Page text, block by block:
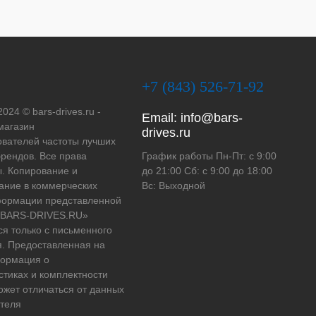
© bars-drives.ru -
частоты лучших
Все права
Копирование и
в коммерческих
представленной
DRIVES.RU»
только с письменного
Предоставленная на
о
и комплектности
отличаться от данных
+7 (843) 526-71-92
Email: info@bars-
drives.ru
График работы Пн-Пт: с 9:00
до 21:00 Сб: с 9:00 до 18:00
Вс: Выходной